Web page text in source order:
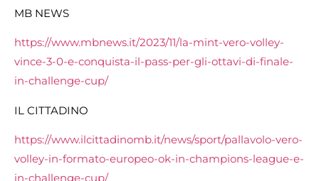
MB NEWS
https://www.mbnews.it/2023/11/la-mint-vero-volley-
vince-3-0-e-conquista-il-pass-per-gli-ottavi-di-finale-
in-challenge-cup/
IL CITTADINO
https://www.ilcittadinomb.it/news/sport/pallavolo-vero-
volley-in-formato-europeo-ok-in-champions-league-e-
in-challenge-cup/